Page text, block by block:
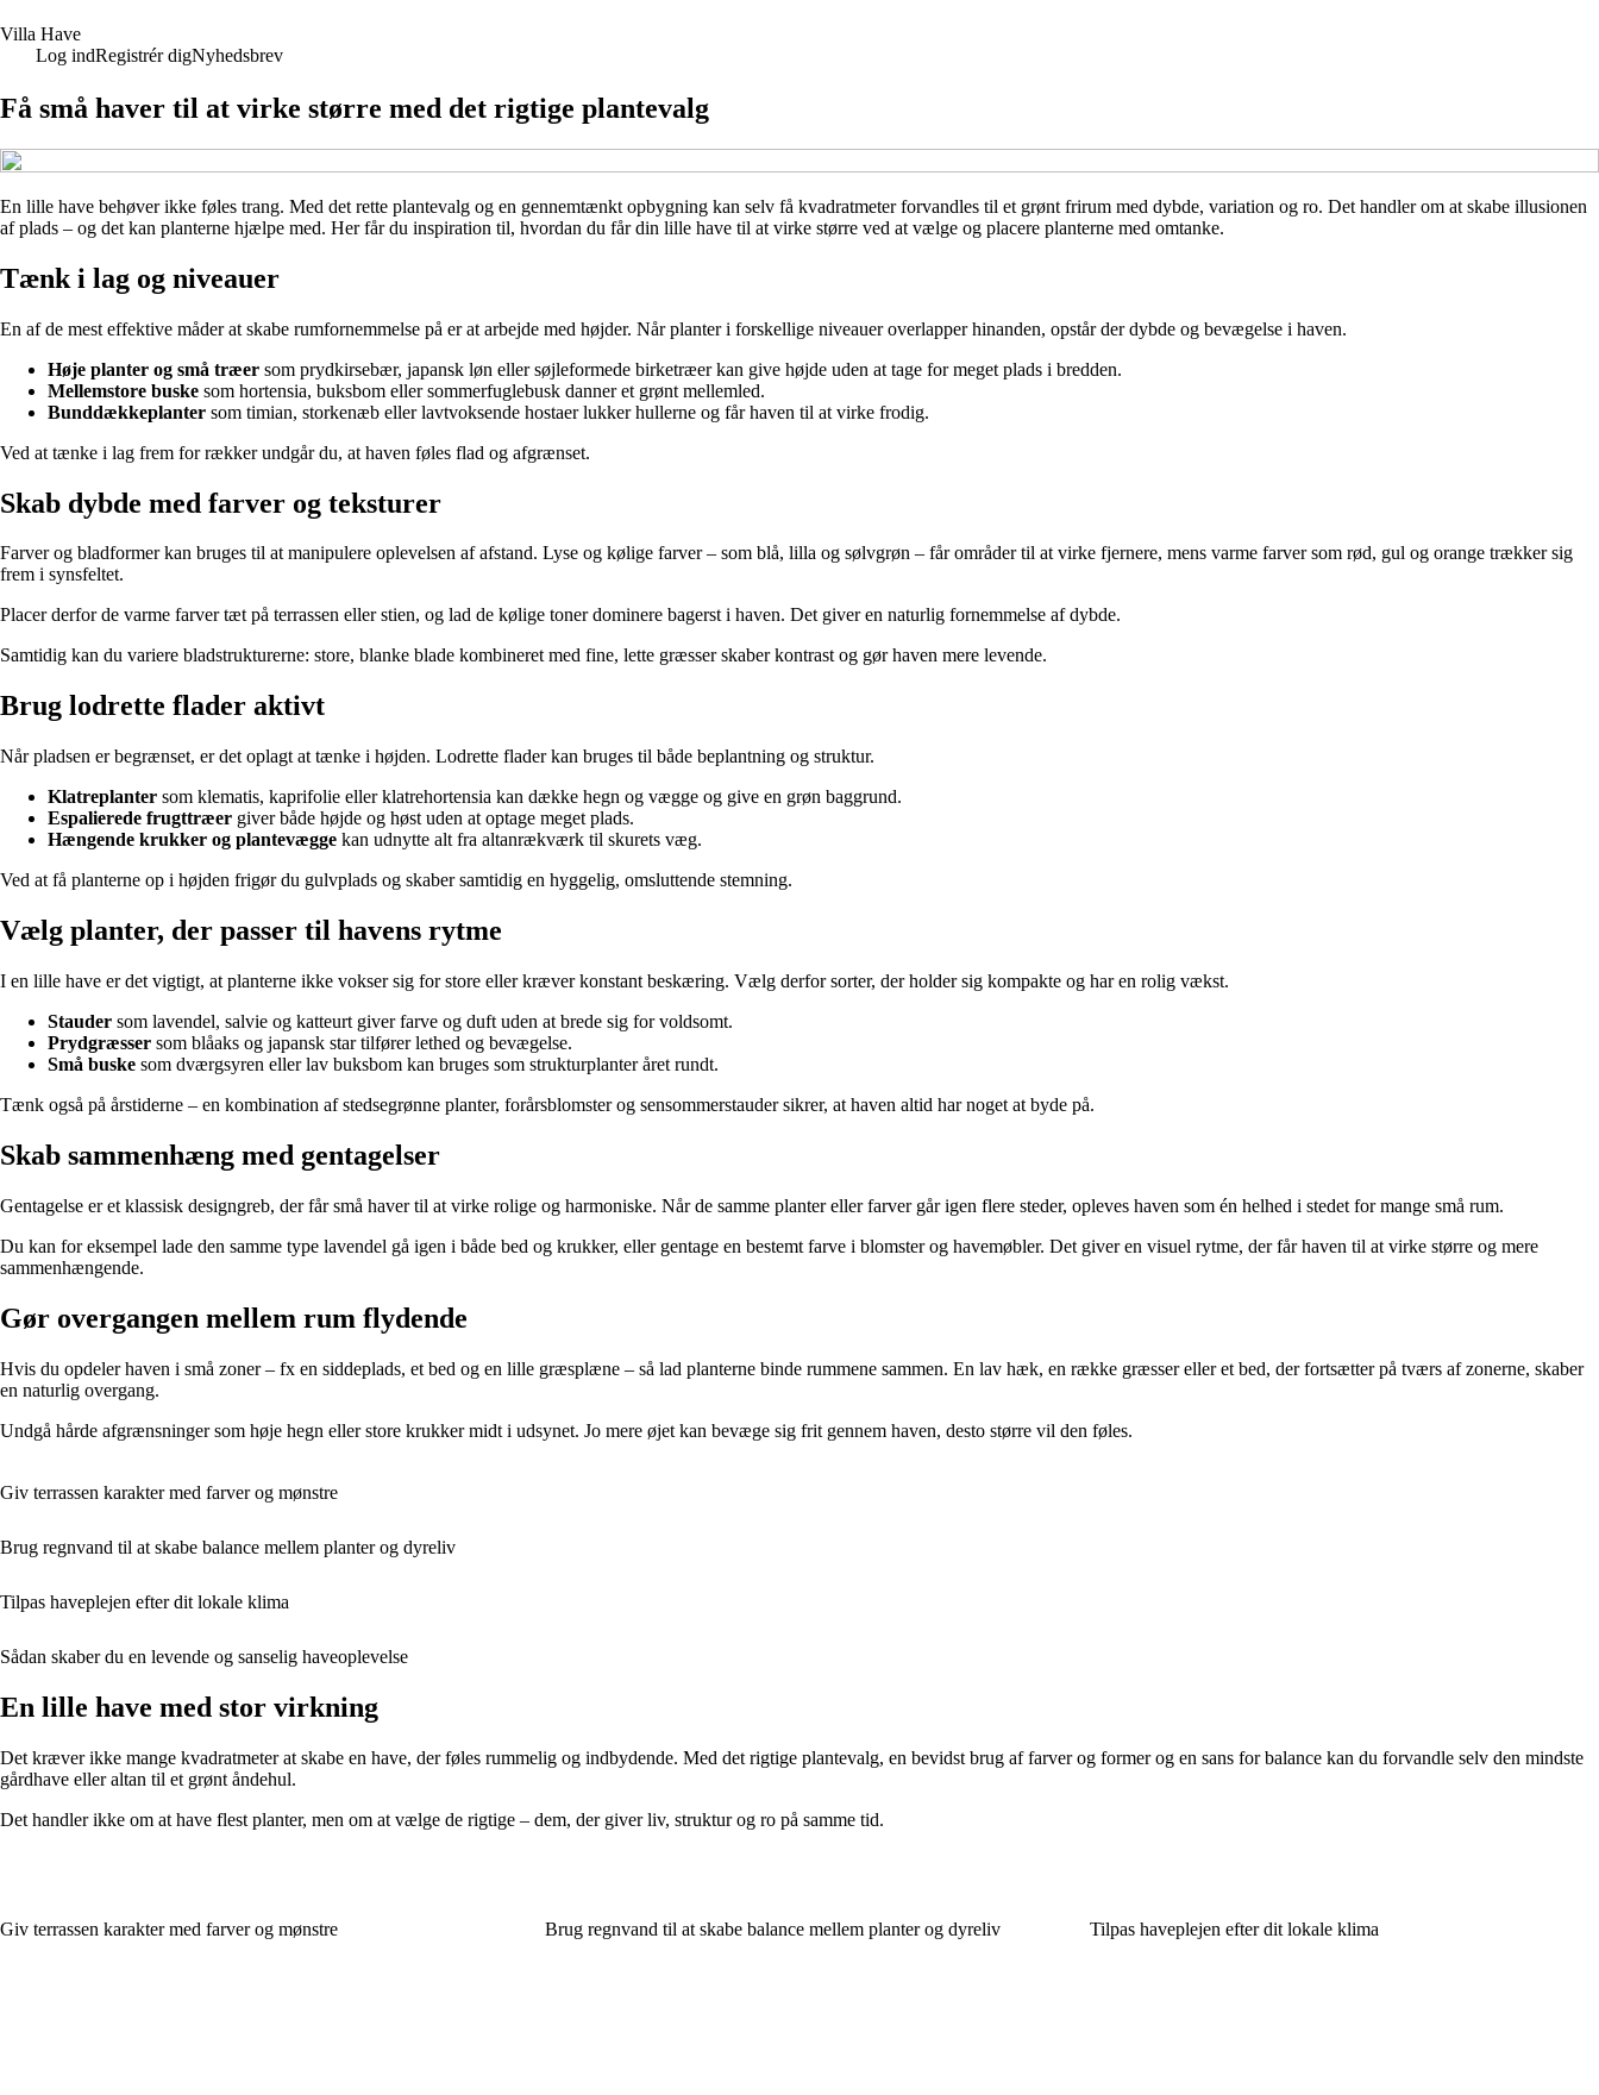
Villa Have
Log indRegistrér digNyhedsbrev
Få små haver til at virke større med det rigtige plantevalg
En lille have behøver ikke føles trang. Med det rette plantevalg og en gennemtænkt opbygning kan selv få kvadratmeter forvandles til et grønt frirum med dybde, variation og ro. Det handler om at skabe illusionen
af plads – og det kan planterne hjælpe med. Her får du inspiration til, hvordan du får din lille have til at virke større ved at vælge og placere planterne med omtanke.
Tænk i lag og niveauer
En af de mest effektive måder at skabe rumfornemmelse på er at arbejde med højder. Når planter i forskellige niveauer overlapper hinanden, opstår der dybde og bevægelse i haven.
Høje planter og små træer som prydkirsebær, japansk løn eller søjleformede birketræer kan give højde uden at tage for meget plads i bredden.
Mellemstore buske som hortensia, buksbom eller sommerfuglebusk danner et grønt mellemled.
Bunddækkeplanter som timian, storkenæb eller lavtvoksende hostaer lukker hullerne og får haven til at virke frodig.
Ved at tænke i lag frem for rækker undgår du, at haven føles flad og afgrænset.
Skab dybde med farver og teksturer
Farver og bladformer kan bruges til at manipulere oplevelsen af afstand. Lyse og kølige farver – som blå, lilla og sølvgrøn – får områder til at virke fjernere, mens varme farver som rød, gul og orange trækker sig
frem i synsfeltet.
Placer derfor de varme farver tæt på terrassen eller stien, og lad de kølige toner dominere bagerst i haven. Det giver en naturlig fornemmelse af dybde.
Samtidig kan du variere bladstrukturerne: store, blanke blade kombineret med fine, lette græsser skaber kontrast og gør haven mere levende.
Brug lodrette flader aktivt
Når pladsen er begrænset, er det oplagt at tænke i højden. Lodrette flader kan bruges til både beplantning og struktur.
Klatreplanter som klematis, kaprifolie eller klatrehortensia kan dække hegn og vægge og give en grøn baggrund.
Espalierede frugttræer giver både højde og høst uden at optage meget plads.
Hængende krukker og plantevægge kan udnytte alt fra altanrækværk til skurets væg.
Ved at få planterne op i højden frigør du gulvplads og skaber samtidig en hyggelig, omsluttende stemning.
Vælg planter, der passer til havens rytme
I en lille have er det vigtigt, at planterne ikke vokser sig for store eller kræver konstant beskæring. Vælg derfor sorter, der holder sig kompakte og har en rolig vækst.
Stauder som lavendel, salvie og katteurt giver farve og duft uden at brede sig for voldsomt.
Prydgræsser som blåaks og japansk star tilfører lethed og bevægelse.
Små buske som dværgsyren eller lav buksbom kan bruges som strukturplanter året rundt.
Tænk også på årstiderne – en kombination af stedsegrønne planter, forårsblomster og sensommerstauder sikrer, at haven altid har noget at byde på.
Skab sammenhæng med gentagelser
Gentagelse er et klassisk designgreb, der får små haver til at virke rolige og harmoniske. Når de samme planter eller farver går igen flere steder, opleves haven som én helhed i stedet for mange små rum.
Du kan for eksempel lade den samme type lavendel gå igen i både bed og krukker, eller gentage en bestemt farve i blomster og havemøbler. Det giver en visuel rytme, der får haven til at virke større og mere
sammenhængende.
Gør overgangen mellem rum flydende
Hvis du opdeler haven i små zoner – fx en siddeplads, et bed og en lille græsplæne – så lad planterne binde rummene sammen. En lav hæk, en række græsser eller et bed, der fortsætter på tværs af zonerne, skaber
en naturlig overgang.
Undgå hårde afgrænsninger som høje hegn eller store krukker midt i udsynet. Jo mere øjet kan bevæge sig frit gennem haven, desto større vil den føles.
Giv terrassen karakter med farver og mønstre
Brug regnvand til at skabe balance mellem planter og dyreliv
Tilpas haveplejen efter dit lokale klima
Sådan skaber du en levende og sanselig haveoplevelse
En lille have med stor virkning
Det kræver ikke mange kvadratmeter at skabe en have, der føles rummelig og indbydende. Med det rigtige plantevalg, en bevidst brug af farver og former og en sans for balance kan du forvandle selv den mindste
gårdhave eller altan til et grønt åndehul.
Det handler ikke om at have flest planter, men om at vælge de rigtige – dem, der giver liv, struktur og ro på samme tid.
Giv terrassen karakter med farver og mønstre Brug regnvand til at skabe balance mellem planter og dyreliv Tilpas haveplejen efter dit lokale klima